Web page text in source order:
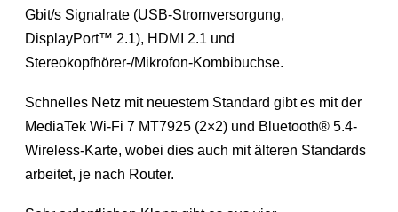
Gbit/s Signalrate (USB-Stromversorgung,
DisplayPort™ 2.1), HDMI 2.1 und
Stereokopfhörer-/Mikrofon-Kombibuchse.
Schnelles Netz mit neuestem Standard gibt es mit der
MediaTek Wi-Fi 7 MT7925 (2×2) und Bluetooth® 5.4-
Wireless-Karte, wobei dies auch mit älteren Standards
arbeitet, je nach Router.